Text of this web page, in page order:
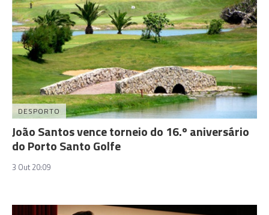
DESPORTO
João Santos vence torneio do 16.º aniversário
do Porto Santo Golfe
3 Out 20:09